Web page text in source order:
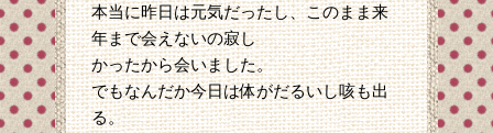
本当に昨日は元気だったし、このまま来
年まで会えないの寂し
かったから会いました。
でもなんだか今日は体がだるいし咳も出
る。